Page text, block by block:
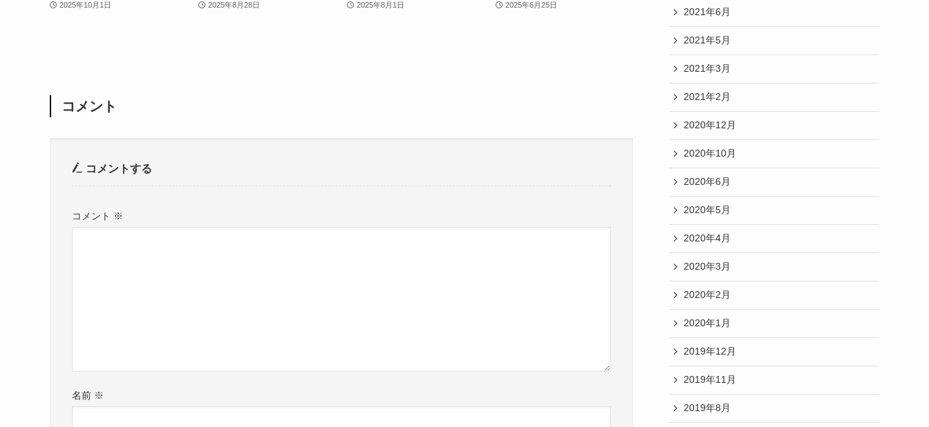
2025年10月1日 2025年8月28日 2025年8月1日 2025年6月25日
コメント
コメントする
コメント ※
名前 ※
2021年6月
2021年5月
2021年3月
2021年2月
2020年12月
2020年10月
2020年6月
2020年5月
2020年4月
2020年3月
2020年2月
2020年1月
2019年12月
2019年11月
2019年8月